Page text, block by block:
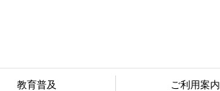
教育普及 ご利用案内